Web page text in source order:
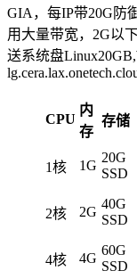
GIA，每IP带20G防
用大量带宽，2G以
送系统盘
CPU
内
存
存储
1核 1G
20G
SSD
2核 2G
40G
SSD
4核 4G
60G
SSD